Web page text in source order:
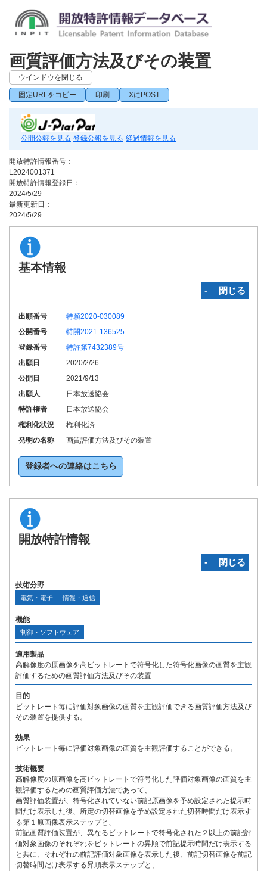
画質評価方法及びその装置
ウインドウを閉じる
固定URLをコピー 印刷 XにPOST
公開公報を見る 登録公報を見る 経過情報を見る
開放特許情報番号：
L2024001371
開放特許情報登録日：
2024/5/29
最新更新日：
2024/5/29
基本情報
‐ 閉じる
出願番号
特願2020-030089
公開番号
特開2021-136525
登録番号
特許第7432389号
出願日
2020/2/26
公開日
2021/9/13
出願人
日本放送協会
特許権者
日本放送協会
権利化状況
権利化済
発明の名称
画質評価方法及びその装置
登録者への連絡はこちら
開放特許情報
‐ 閉じる
技術分野
電気・電子 情報・通信
機能
制御・ソフトウェア
適用製品
高解像度の原画像を高ビットレートで符号化した符号化画像の画質を主観
評価するための画質評価方法及びその装置
目的
ビットレート毎に評価対象画像の画質を主観評価できる画質評価方法及び
その装置を提供する。
効果
ビットレート毎に評価対象画像の画質を主観評価することができる。
技術概要
高解像度の原画像を高ビットレートで符号化した評価対象画像の画質を主
観評価するための画質評価方法であって、
画質評価装置が、符号化されていない前記原画像を予め設定された提示時
間だけ表示した後、所定の切替画像を予め設定された切替時間だけ表示す
る第１原画像表示ステップと、
前記画質評価装置が、異なるビットレートで符号化された２以上の前記評
価対象画像のそれぞれをビットレートの昇順で前記提示時間だけ表示する
と共に、それぞれの前記評価対象画像を表示した後、前記切替画像を前記
切替時間だけ表示する昇順表示ステップと、